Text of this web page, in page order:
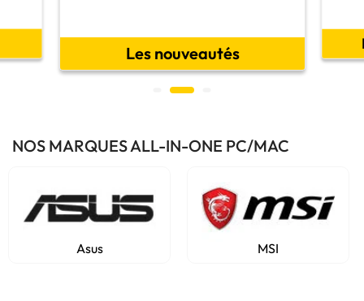
Les nouveautés
NOS MARQUES ALL-IN-ONE PC/MAC
Asus MSI